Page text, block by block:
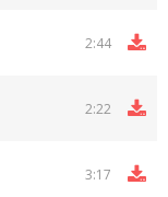
2:44
2:22
3:17